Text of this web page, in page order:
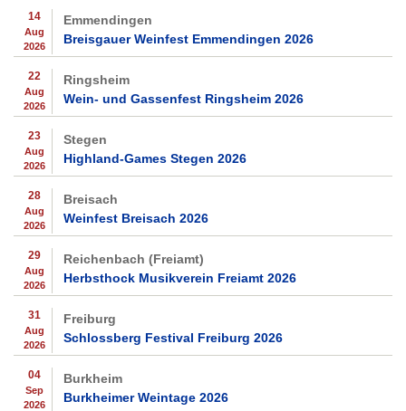
14
Aug
2026
Emmendingen
Breisgauer Weinfest Emmendingen 2026
22
Aug
2026
Ringsheim
Wein- und Gassenfest Ringsheim 2026
23
Aug
2026
Stegen
Highland-Games Stegen 2026
28
Aug
2026
Breisach
Weinfest Breisach 2026
29
Aug
2026
Reichenbach (Freiamt)
Herbsthock Musikverein Freiamt 2026
31
Aug
2026
Freiburg
Schlossberg Festival Freiburg 2026
04
Sep
2026
Burkheim
Burkheimer Weintage 2026